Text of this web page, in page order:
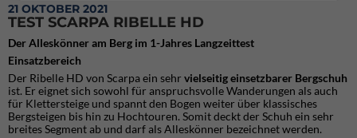
21 OKTOBER 2021
TEST SCARPA RIBELLE HD
Der Alleskönner am Berg im 1-Jahres Langzeittest
Einsatzbereich
Der Ribelle HD von Scarpa ein sehr vielseitig einsetzbarer Bergschuh
ist. Er eignet sich sowohl für anspruchsvolle Wanderungen als auch
für Klettersteige und spannt den Bogen weiter über klassisches
Bergsteigen bis hin zu Hochtouren. Somit deckt der Schuh ein sehr
breites Segment ab und darf als Alleskönner bezeichnet werden.